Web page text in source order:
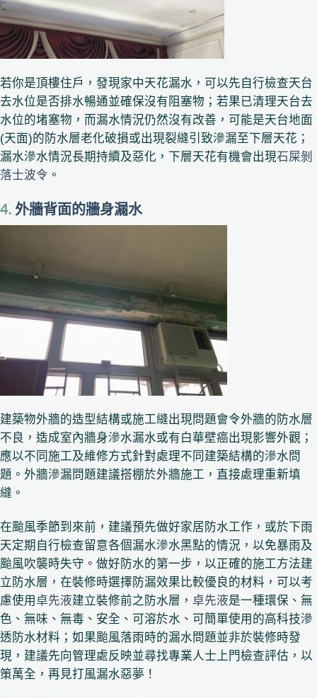
若你是頂樓住戶，發現家中天花漏水，可以先自行檢查天台
去水位是否排水暢通並確保沒有阻塞物；若果已清理天台去
水位的堵塞物，而漏水情況仍然沒有改善，可能是天台地面
(天面)的防水層老化破損或出現裂縫引致滲漏至下層天花；
漏水滲水情況長期持續及惡化，下層天花有機會出現石屎剝
落士波令 。
4. 外牆背面的牆身漏水
建築物外牆的造型結構或施工縫出現問題會令外牆的防水層
不良，造成室內牆身滲水漏水或有白華壁癌出現影響外觀；
應以不同施工及維修方式針對處理不同建築結構的滲水問
題。外牆滲漏問題建議搭棚於外牆施工，直接處理重新填
縫。
在颱風季節到來前，建議預先做好家居防水工作，或於下雨
天定期自行檢查留意各個漏水滲水黑點的情況，以免暴雨及
颱風吹襲時失守。做好防水的第一步，以正確的施工方法建
立防水層，在裝修時選擇防漏效果比較優良的材料，可以考
慮使用 卓先液建立裝修前之防水層， 卓先液是一種環保、無
色、無味、無毒、安全、可溶於水、可簡單使用的高科技滲
透防水材料；如果颱風落雨時的漏水問題並非於裝修時發
現，建議先向管理處反映並尋找專業人士上門檢查評估，以
策萬全，再見打風漏水惡夢！